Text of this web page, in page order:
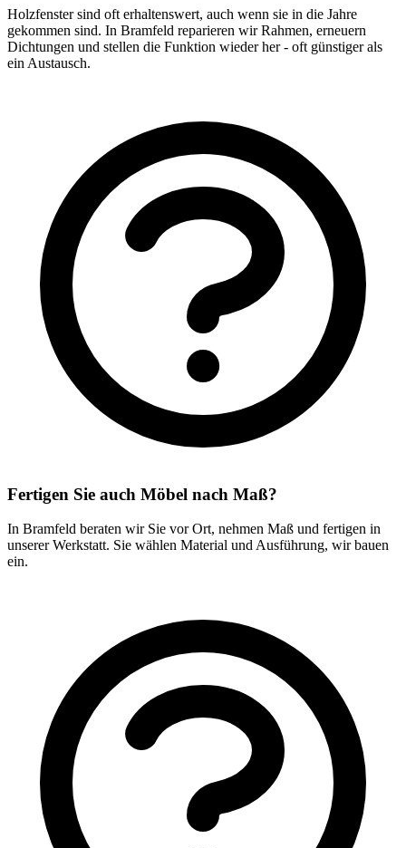
Holzfenster sind oft erhaltenswert, auch wenn sie in die Jahre
gekommen sind. In Bramfeld reparieren wir Rahmen, erneuern
Dichtungen und stellen die Funktion wieder her - oft günstiger als
ein Austausch.
Fertigen Sie auch Möbel nach Maß?
In Bramfeld beraten wir Sie vor Ort, nehmen Maß und fertigen in
unserer Werkstatt. Sie wählen Material und Ausführung, wir bauen
ein.